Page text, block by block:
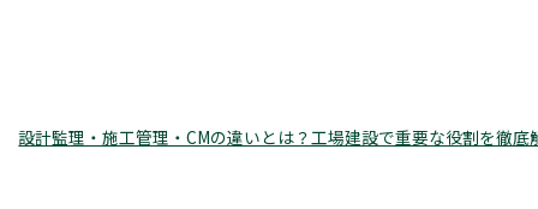
設計監理・施工管理・CMの違いとは？工場建設で重要な役割を徹底